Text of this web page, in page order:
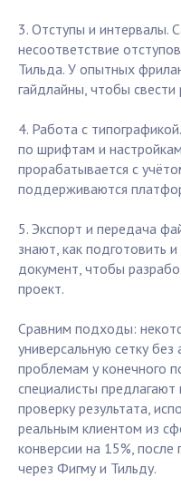
3. Отступы и интервалы.
несоответствие
Тильда. У опытных
гайдлайны, чтобы
4. Работа с
по шрифтам и
прорабатывается с
поддерживаются
5. Экспорт и передача
знают, как подготовить
документ, чтобы
проект.
Сравним подходы:
универсальную сетку
проблемам у конечного
специалисты
проверку результата,
реальным клиентом из
конверсии на 15%, после
через Фигму и Тильду.